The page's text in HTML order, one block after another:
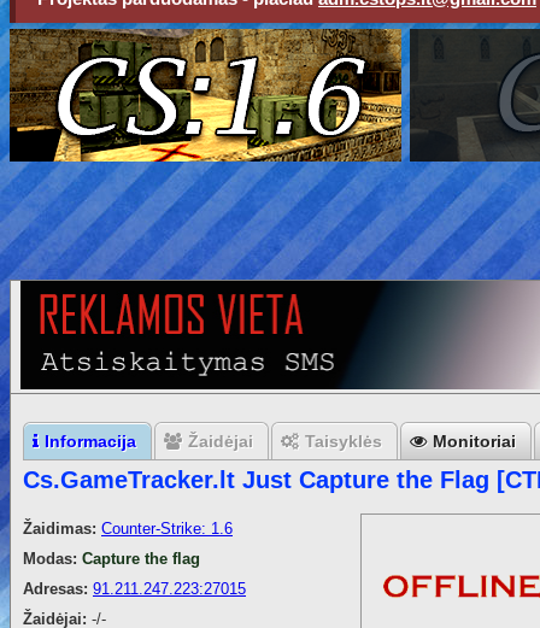
Informacija Žaidėjai Taisyklės Monitoriai
Cs.GameTracker.lt Just Capture the Flag
Žaidimas: Counter-Strike: 1.6
Modas: Capture the flag
Adresas: 91.211.247.223:27015
Žaidėjai: -/-